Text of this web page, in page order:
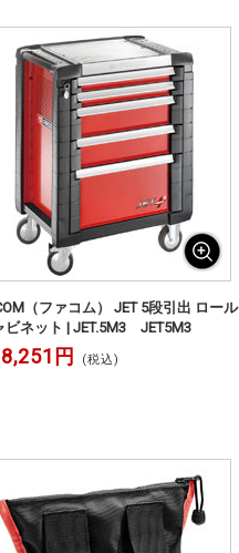
（ファコム） JET 5段引出 ロール
ビネット | JET.5M3 JET5M3
円 (税込)